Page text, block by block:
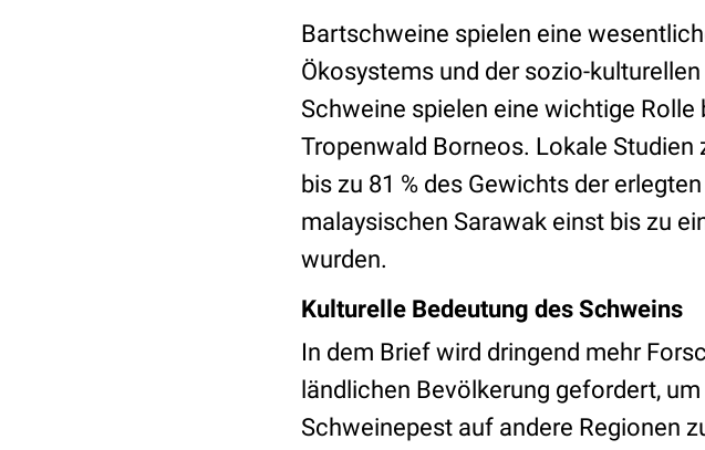
Bartschweine spielen eine
Ökosystems und der sozio-
Schweine spielen eine wichtige
Tropenwald Borneos. Lokale
bis zu 81 % des Gewichts der
malaysischen Sarawak einst bis zu
wurden.
Kulturelle Bedeutung des Schweins
In dem Brief wird dringend mehr
ländlichen Bevölkerung gefordert,
Schweinepest auf andere Regionen